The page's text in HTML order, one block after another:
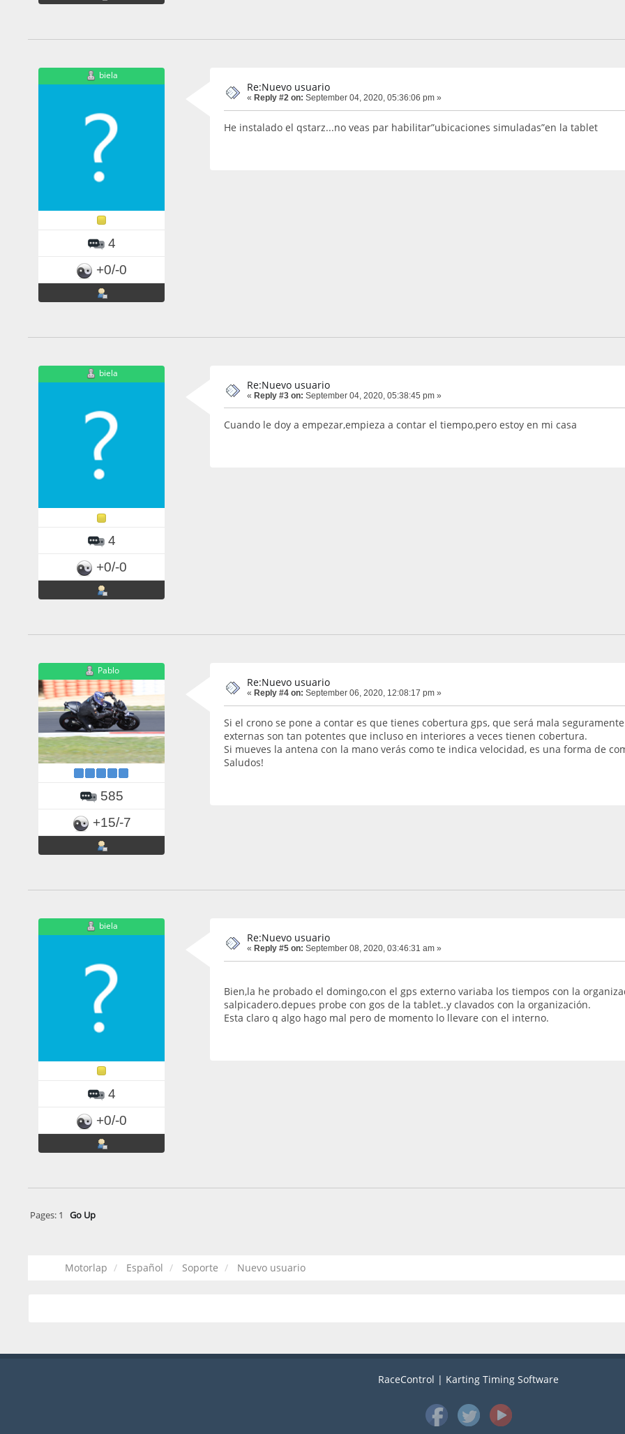
biela
4
+0/-0
Re:Nuevo usuario
« Reply #2 on: September 04, 2020, 05:36:06 pm »
He instalado el qstarz...no veas par habilitar”ubicaciones simuladas”en la tablet
biela
4
+0/-0
Re:Nuevo usuario
« Reply #3 on: September 04, 2020, 05:38:45 pm »
Cuando le doy a empezar,empieza a contar el tiempo,pero estoy en mi casa
Pablo
585
+15/-7
Re:Nuevo usuario
« Reply #4 on: September 06, 2020, 12:08:17 pm »
Si el crono se pone a contar es que tienes cobertura gps, que será mala
externas son tan potentes que incluso en interiores a veces tienen cobertura.
Si mueves la antena con la mano verás como te indica velocidad, es una forma de
Saludos!
biela
4
+0/-0
Re:Nuevo usuario
« Reply #5 on: September 08, 2020, 03:46:31 am »
Bien,la he probado el domingo,con el gps externo variaba los tiempos con la
salpicadero.depues probe con gos de la tablet..y clavados con la organización.
Esta claro q algo hago mal pero de momento lo llevare con el interno.
Pages: 1 Go Up
Motorlap Español Soporte Nuevo usuario
RaceControl | Karting Timing Software